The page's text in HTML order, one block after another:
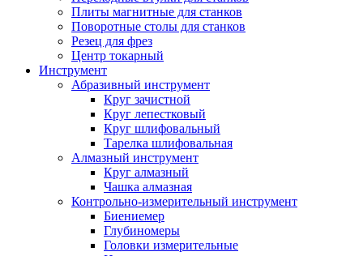
Плиты магнитные для станков
Поворотные столы для станков
Резец для фрез
Центр токарный
Инструмент
Абразивный инструмент
Круг зачистной
Круг лепестковый
Круг шлифовальный
Тарелка шлифовальная
Алмазный инструмент
Круг алмазный
Чашка алмазная
Контрольно-измерительный инструмент
Биениемер
Глубиномеры
Головки измерительные